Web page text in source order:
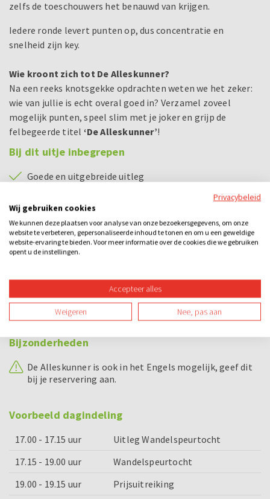
zelfs de toeschouwers het benauwd van krijgen.
Iedere ronde levert punten op, dus concentratie en
snelheid zijn key.
Wie kroont zich tot De Alleskunner?
Na een reeks knotsgekke opdrachten weten we het zeker:
wie van jullie is echt overal goed in? Verzamel zoveel
mogelijk punten, speel slim met je joker en grijp de
felbegeerde titel ‘De Alleskunner’!
Bij dit uitje inbegrepen
Goede en uitgebreide uitleg
Prijsuitreiking voor het beste team
Driegangendiner
Enthousiaste begeleiding
Prijs voor het winnende team
Bijzonderheden
De Alleskunner is ook in het Engels mogelijk, geef dit
bij je reservering aan.
Voorbeeld dagindeling
17.00 - 17.15 uur
Uitleg Wandelspeurtocht
17.15 - 19.00 uur
Wandelspeurtocht
19.00 - 19.15 uur
Prijsuitreiking
Privacybeleid
Wij gebruiken cookies
We kunnen deze plaatsen voor analyse van onze bezoekersgegevens, om onze
website te verbeteren, gepersonaliseerde inhoud te tonen en om u een geweldige
website-ervaring te bieden. Voor meer informatie over de cookies die we gebruiken
opent u de instellingen.
Accepteer alles
Weigeren Nee, pas aan